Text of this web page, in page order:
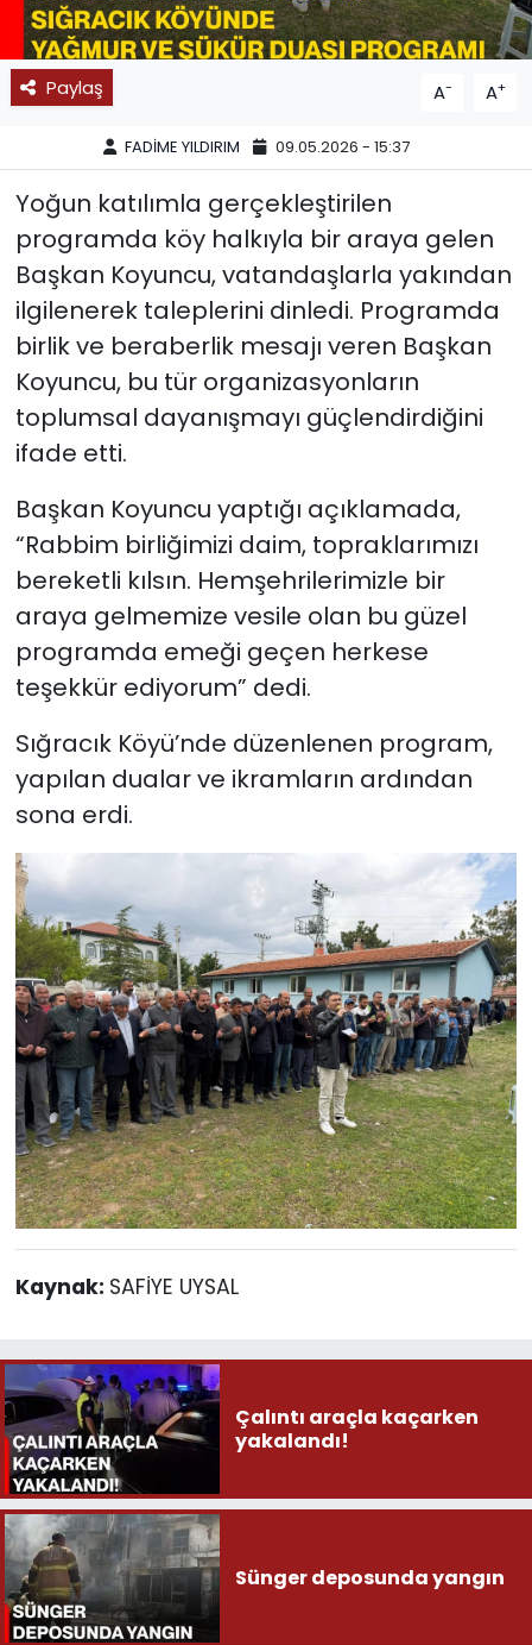
Paylaş A- A+
FADİME YILDIRIM 09.05.2026 - 15:37
Yoğun katılımla gerçekleştirilen
programda köy halkıyla bir araya gelen
Başkan Koyuncu, vatandaşlarla yakından
ilgilenerek taleplerini dinledi. Programda
birlik ve beraberlik mesajı veren Başkan
Koyuncu, bu tür organizasyonların
toplumsal dayanışmayı güçlendirdiğini
ifade etti.
Başkan Koyuncu yaptığı açıklamada,
“Rabbim birliğimizi daim, topraklarımızı
bereketli kılsın. Hemşehrilerimizle bir
araya gelmemize vesile olan bu güzel
programda emeği geçen herkese
teşekkür ediyorum” dedi.
Sığracık Köyü’nde düzenlenen program,
yapılan dualar ve ikramların ardından
sona erdi.
Kaynak: SAFİYE UYSAL
Çalıntı araçla kaçarken
yakalandı!
Sünger deposunda yangın